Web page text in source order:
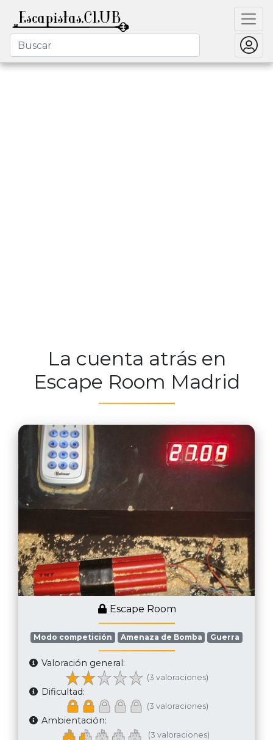
La cuenta atrás en
Escape Room Madrid
Escape Room
Modo competición Amenaza de Bomba Guerra
Valoración general:
(3 valoraciones)
Dificultad:
(3 valoraciones)
Ambientación:
(3 valoraciones)